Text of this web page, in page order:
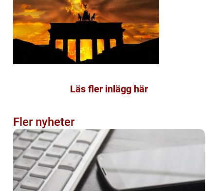
Läs fler inlägg här
Fler nyheter